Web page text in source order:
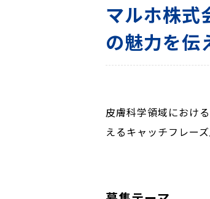
マルホ株式
の魅力を伝
皮膚科学領域におけ
えるキャッチフレー